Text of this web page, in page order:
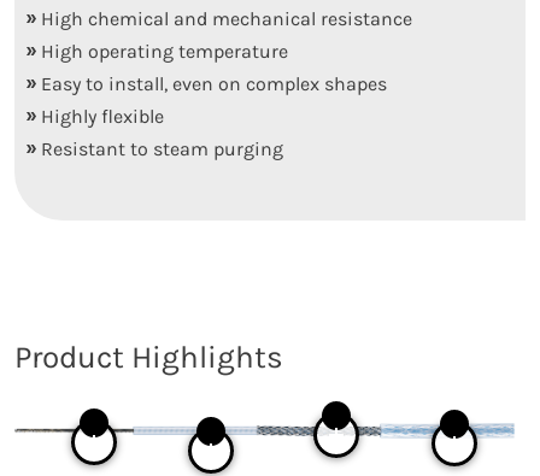
High chemical and mechanical resistance
High operating temperature
Easy to install, even on complex shapes
Highly flexible
Resistant to steam purging
Product Highlights